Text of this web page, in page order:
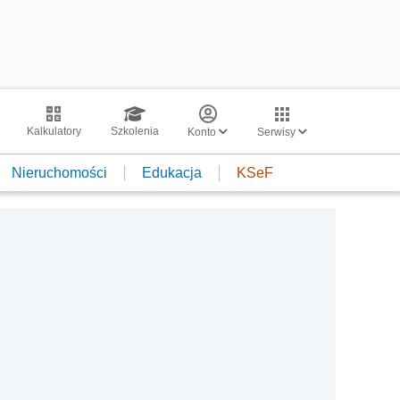
Kalkulatory Szkolenia Konto Serwisy
Nieruchomości Edukacja KSeF